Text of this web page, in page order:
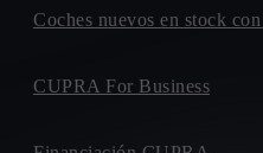
Coches nuevos en stock
CUPRA For Business